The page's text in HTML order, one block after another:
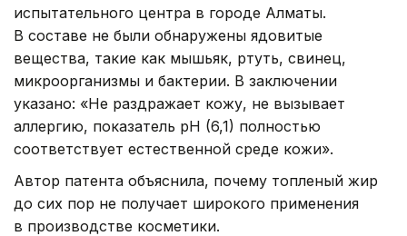
испытательного центра в городе Алматы.
В составе не были обнаружены ядовитые
вещества, такие как мышьяк, ртуть, свинец,
микроорганизмы и бактерии. В заключении
указано: «Не раздражает кожу, не вызывает
аллергию, показатель pH (6,1) полностью
соответствует естественной среде кожи».
Автор патента объяснила, почему топленый жир
до сих пор не получает широкого применения
в производстве косметики.